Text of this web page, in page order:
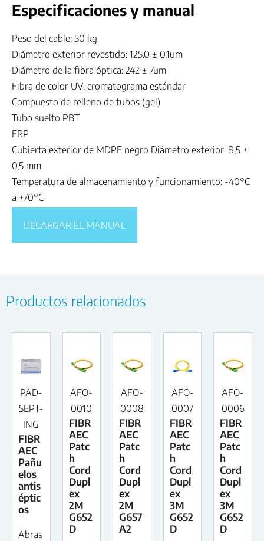
Especificaciones y manual
Peso del cable: 50 kg
Diámetro exterior revestido: 125.0 ± 0.1um
Diámetro de la fibra óptica: 242 ± 7um
Fibra de color UV: cromatograma estándar
Compuesto de relleno de tubos (gel)
Tubo suelto PBT
FRP
Cubierta exterior de MDPE negro Diámetro exterior: 8,5 ±
0,5 mm
Temperatura de almacenamiento y funcionamiento: -40°C
a +70°C
DECARGAR EL MANUAL
Productos relacionados
PAD-
SEPT-
ING
FIBR
AEC
Pañu
elos
antis
éptic
os
Abras
AFO-
0010
FIBR
AEC
Patc
h
Cord
Dupl
ex
2M
G652
D
AFO-
0008
FIBR
AEC
Patc
h
Cord
Dupl
ex
2M
G657
A2
AFO-
0007
FIBR
AEC
Patc
h
Cord
Dupl
ex
3M
G652
D
AFO-
0006
FIBR
AEC
Patc
h
Cord
Dupl
ex
3M
G652
D